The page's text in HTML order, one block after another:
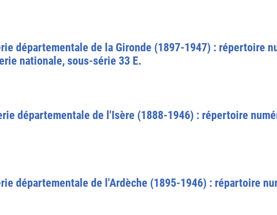
départementale de la Gironde (1897-1947) : répertoire
nationale, sous-série 33 E.
départementale de l'Isère (1888-1946) : répertoire
départementale de l'Ardèche (1895-1946) : répartoire